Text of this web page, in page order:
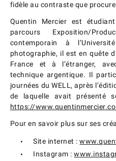
fidèle au contraste que
Quentin Mercier est
parcours Exposition/
contemporain à
photographie, il est en quête
France et à l’étranger,
technique argentique. Il
journées du WELL, après
de laquelle avait présenté
https://
Pour en savoir plus sur ses
Site internet :
Instagram :